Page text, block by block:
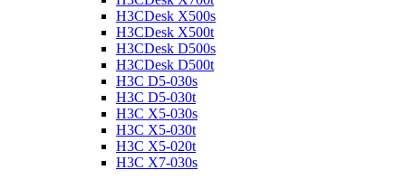
H3CDesk X500s
H3CDesk X500t
H3CDesk D500s
H3CDesk D500t
H3C D5-030s
H3C D5-030t
H3C X5-030s
H3C X5-030t
H3C X5-020t
H3C X7-030s